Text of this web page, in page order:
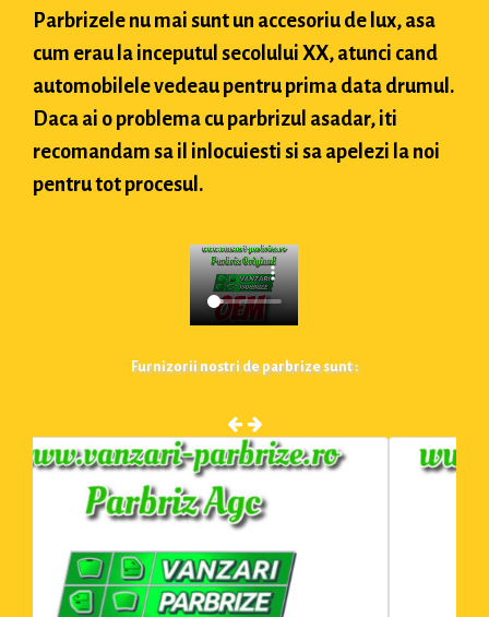
Parbrizele nu mai sunt un accesoriu de lux, asa
cum erau la inceputul secolului XX, atunci cand
automobilele vedeau pentru prima data drumul.
Daca ai o problema cu parbrizul asadar, iti
recomandam sa il inlocuiesti si sa apelezi la noi
pentru tot procesul.
Furnizorii nostri de parbrize sunt :